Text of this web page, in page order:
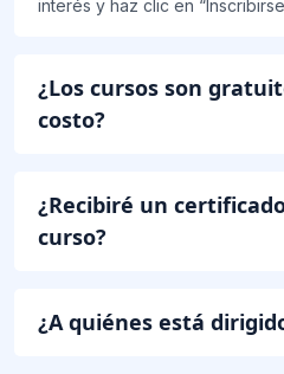
interés y haz clic en
¿Los cursos son
costo?
¿Recibiré un
curso?
¿A quiénes está